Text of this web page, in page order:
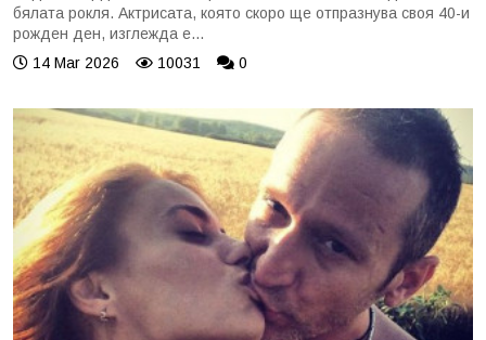
бялата рокля. Актрисата, която скоро ще отпразнува своя 40-и
рожден ден, изглежда е...
14 Mar 2026
10031 0